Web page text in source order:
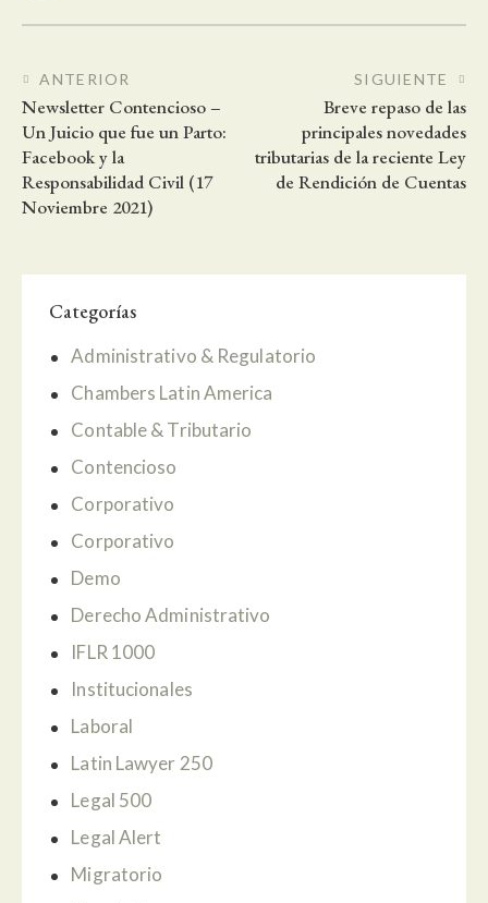
Navegación
de
entradas
ANTERIOR
Newsletter Contencioso –
Un Juicio que fue un Parto:
Facebook y la
Responsabilidad Civil (17
Noviembre 2021)
SIGUIENTE
Breve repaso de las
principales novedades
tributarias de la reciente Ley
de Rendición de Cuentas
Categorías
Administrativo & Regulatorio
Chambers Latin America
Contable & Tributario
Contencioso
Corporativo
Corporativo
Demo
Derecho Administrativo
IFLR 1000
Institucionales
Laboral
Latin Lawyer 250
Legal 500
Legal Alert
Migratorio